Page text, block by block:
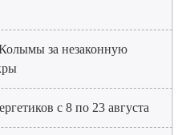
за незаконную
с 8 по 23 августа